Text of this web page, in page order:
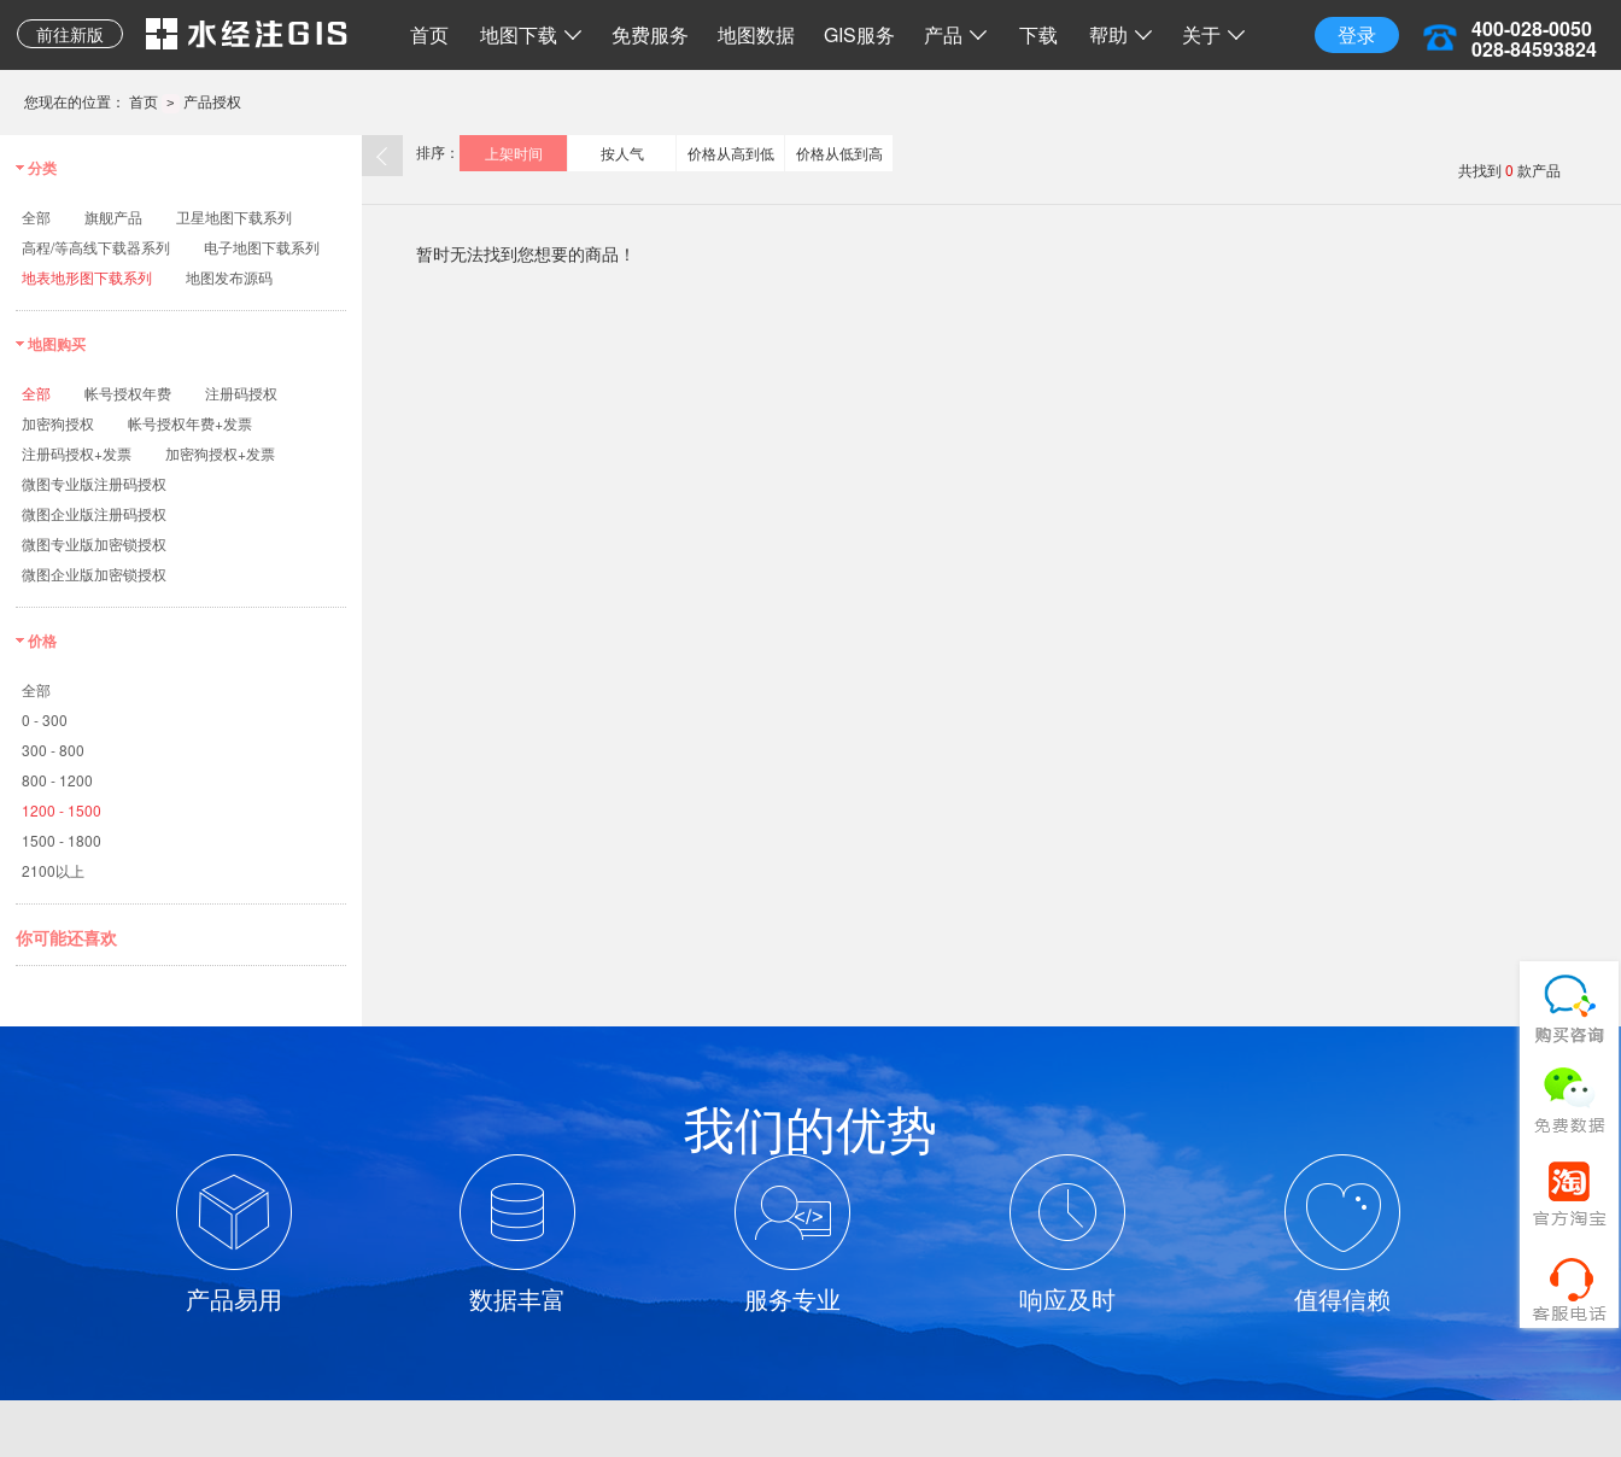
前往新版 登录 400-028-0050
028-84593824
首页 地图下载 免费服务 地图数据 GIS服务 产品 下载 帮助 关于
地质图、专题图等其它
专业地图
地图下载
水经微图CAD 三维地球
离线地图 二维系统 三维离线地球
水经注二维API 离线 API 源码 开源 API 调用
您现在的位置： 首页 > 产品授权
分类
全部 旗舰产品
卫星地图下载系列
高程/等高线下载器系列
电子地图下载系列
地表地形图下载系列
地图发布源码
地图购买
全部 帐号授权年费
注册码授权
加密狗授权
帐号授权年费+发票
注册码授权+发票
加密狗授权+发票
微图专业版注册码授权
微图企业版注册码授权
微图专业版加密锁授权
微图企业版加密锁授权
价格
全部
0 - 300
300 - 800
800 - 1200
1200 - 1500
1500 - 1800
2100以上
你可能还喜欢
排序： 上架时间 按人气 价格从高到低
价格从低到高
共找到 0 款产品
暂时无法找到您想要的商品！
我们的优势
产品易用 数据丰富 服务专业 响应及时 值得信赖